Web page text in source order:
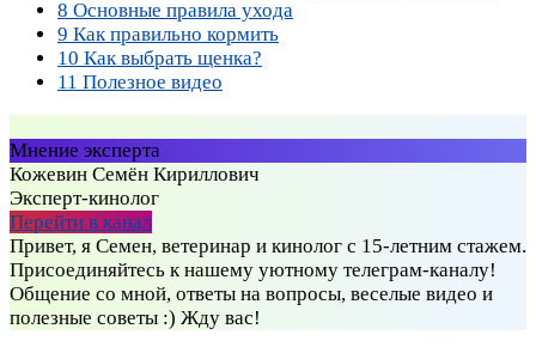
8 Основные правила ухода
9 Как правильно кормить
10 Как выбрать щенка?
11 Полезное видео
Мнение эксперта
Кожевин Семён Кириллович
Эксперт-кинолог
Перейти в канал
Привет, я Семен, ветеринар и кинолог с 15-летним стажем.
Присоединяйтесь к нашему уютному телеграм-каналу!
Общение со мной, ответы на вопросы, веселые видео и
полезные советы :) Жду вас!